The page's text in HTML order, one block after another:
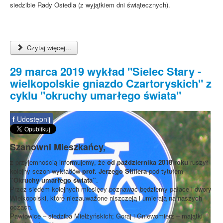
siedzibie Rady Osiedla (z wyjątkiem dni świątecznych).
Czytaj więcej...
29 marca 2019 wykład "Sielec Stary -
wielkopolskie gniazdo Czartoryskich" z
cyklu "okruchy umarłego świata"
f Udostępnij
Szanowni Mieszkańcy,
z przyjemnością informujemy, żeod października 2018 rokuruszył
kolejny sezon wykładówprof. Jerzego Stillerapod tytułem
”Okruchy umarłego świata”.
Przez siedem kolejnych miesięcy poznawać będziemy pałace i dwory
Wielkopolski, które niezauważone niszczeją i umierają na naszych
oczach.
Pawłowice – siedziba Mielżyńskich; Goraj i Gniewomierz – majątki